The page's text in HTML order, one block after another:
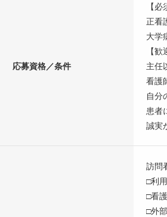
応募資格／条件
【必
正看
大学
【歓
主任
看護
自分
患者
誠実
訪問
□利
□看
□外